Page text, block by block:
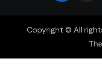
Copyright © All